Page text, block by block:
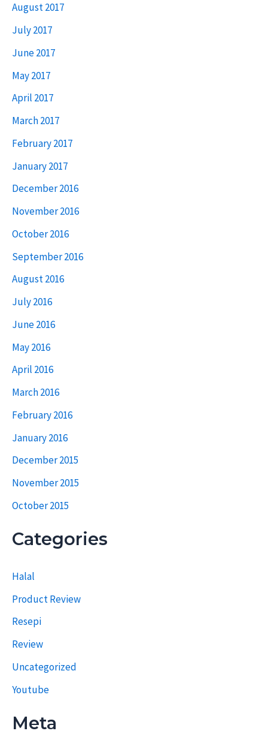
August 2017
July 2017
June 2017
May 2017
April 2017
March 2017
February 2017
January 2017
December 2016
November 2016
October 2016
September 2016
August 2016
July 2016
June 2016
May 2016
April 2016
March 2016
February 2016
January 2016
December 2015
November 2015
October 2015
Categories
Halal
Product Review
Resepi
Review
Uncategorized
Youtube
Meta